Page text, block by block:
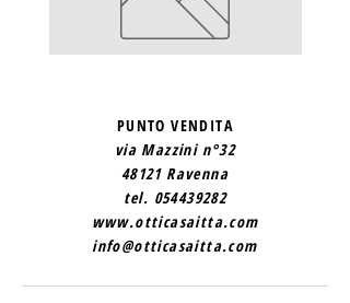
PUNTO VENDITA
via Mazzini n°32
48121 Ravenna
tel. 054439282
www.otticasaitta.com
info@otticasaitta.com